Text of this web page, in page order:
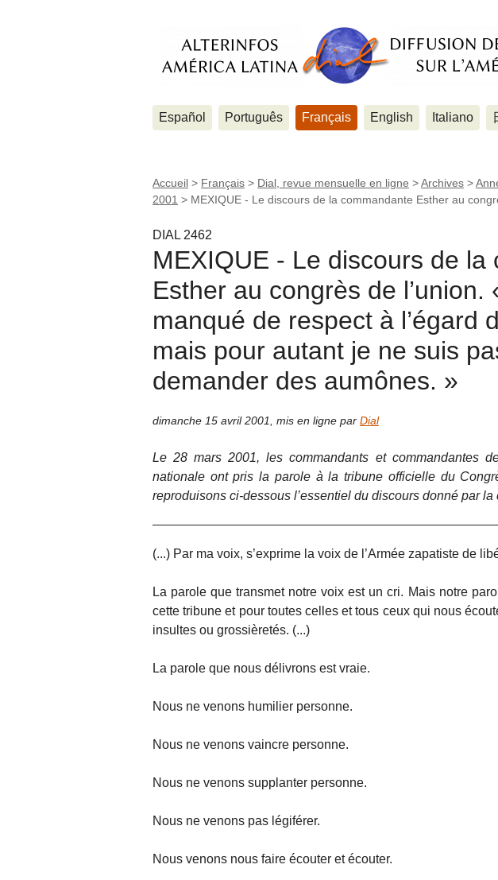
Español Português Français English Italiano
Accueil > Français > Dial, revue mensuelle en ligne >Archives >
2001 > MEXIQUE - Le discours de la commandante Esther au
DIAL 2462
MEXIQUE - Le discours de la
Esther au congrès de l’union.
manqué de respect à l’égard
mais pour autant je ne suis
demander des aumônes. »
dimanche 15 avril 2001 mis en ligne par Dial
Le 28 mars 2001, les commandants et commandantes
nationale ont pris la parole à la tribune officielle du
reproduisons ci-dessous l’essentiel du discours donné par la
(...) Par ma voix, s’exprime la voix de l’Armée zapatiste de
La parole que transmet notre voix est un cri. Mais notre
cette tribune et pour toutes celles et tous ceux qui nous
insultes ou grossièretés. (...)
La parole que nous délivrons est vraie.
Nous ne venons humilier personne.
Nous ne venons vaincre personne.
Nous ne venons supplanter personne.
Nous ne venons pas légiférer.
Nous venons nous faire écouter et écouter.